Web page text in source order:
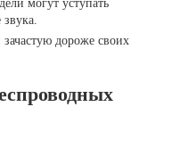
дороже своих